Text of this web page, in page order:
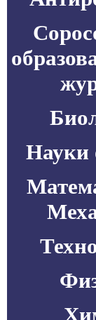
Науки